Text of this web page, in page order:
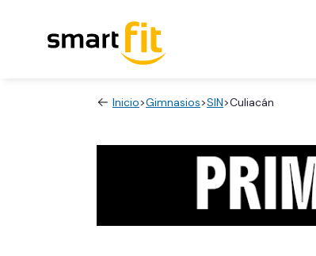
Inicio>Gimnasios>SIN>Culiacán